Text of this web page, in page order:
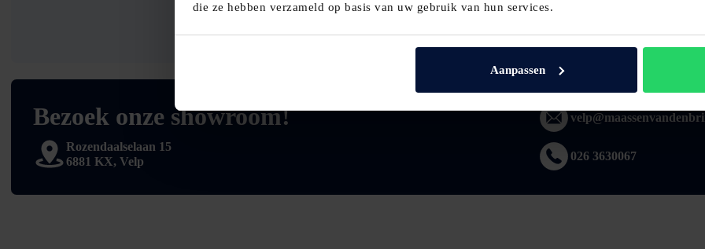
die ze hebben verzameld op basis van uw gebruik van hun services.
Aanpassen
Bezoek onze showroom!
Rozendaalselaan 15
6881 KX, Velp
026 3630067